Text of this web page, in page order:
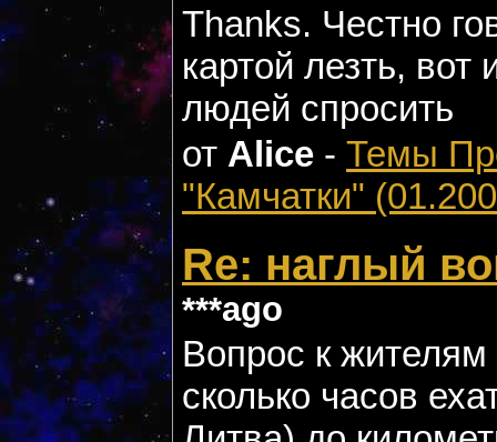
Thanks. Честно
картой лезть,
людей спросить
от Alice - Темы
"Камчатки"
Re: наглый
***ago
Вопрос к
сколько часов